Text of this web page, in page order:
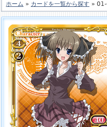
ホーム » カードを一覧から探す »